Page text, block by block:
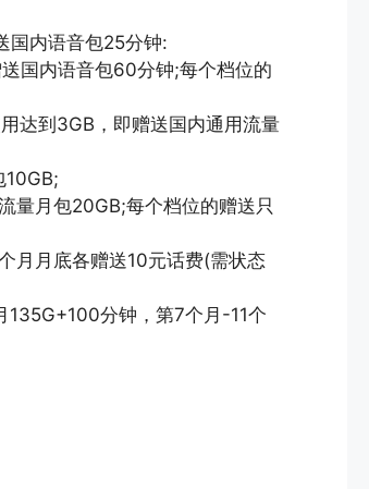
国内语音包25分钟:
国内语音包60分钟;每个档位的
达到3GB，即赠送国内通用流量
10GB;
量月包20GB;每个档位的赠送只
月月底各赠送10元话费(需状态
分钟，第7个月-11个